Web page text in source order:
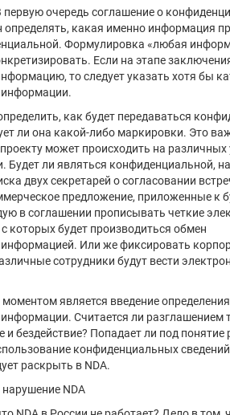
очередь соглашение о
определять, какая именно информация
Формулировка «любая
Если на этапе
то следует указать хотя бы
информации.
как будет передаваться
ли она какой-либо маркировки. Это
может происходить на различных
Будет ли являться конфиденциальной,
двух секретарей о согласовании
предложение, приложенные к
в соглашении прописывать четкие
которых будет производиться обмен
Или же фиксировать
сотрудники будут вести
является введение
Считается ли разглашением
и бездействие? Попадает ли под понятие
конфиденциальных
раскрыть в NDA.
нарушение NDA